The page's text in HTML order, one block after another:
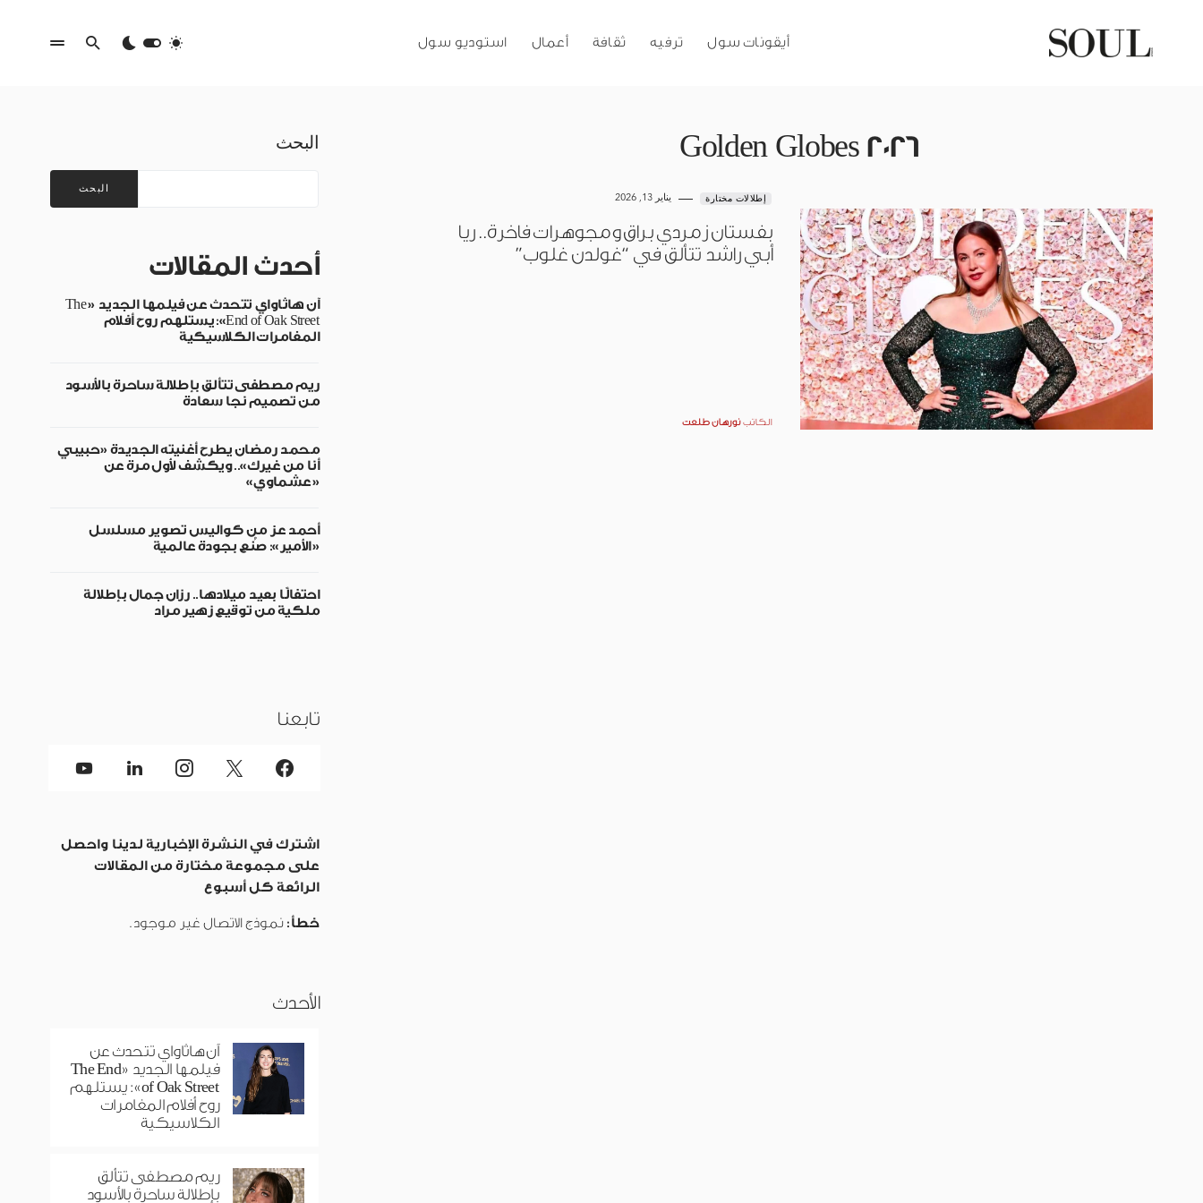
أيقونات سول ترفيه ثقافة أعمال استوديو سول
Golden Globes 2026
إطلالات مختارة يناير 13, 2026
بفستان زمردي براق ومجوهرات فاخرة.. ريا
أبي راشد تتألق في “غولدن غلوب”
الكاتب نورهان طلعت
البحث
البحث
أحدث المقالات
آن هاثاواي تتحدث عن فيلمها الجديد «The
End of Oak Street»: يستلهم روح أفلام
المغامرات الكلاسيكية
ريم مصطفى تتألق بإطلالة ساحرة بالأسود
من تصميم نجا سعادة
محمد رمضان يطرح أغنيته الجديدة «حبيبي
أنا من غيرك».. ويكشف لأول مرة عن
«عشماوي»
أحمد عز من كواليس تصوير مسلسل
«الأمير»: صُنع بجودة عالمية
احتفالًا بعيد ميلادها.. رزان جمال بإطلالة
ملكية من توقيع زهير مراد
تابعنا
اشترك في النشرة الإخبارية لدينا واحصل
على مجموعة مختارة من المقالات
الرائعة كل أسبوع
خطأ: نموذج الاتصال غير موجود.
الأحدث
آن هاثاواي تتحدث عن
فيلمها الجديد «The End
of Oak Street»: يستلهم
روح أفلام المغامرات
الكلاسيكية
ريم مصطفى تتألق
بإطلالة ساحرة بالأسود